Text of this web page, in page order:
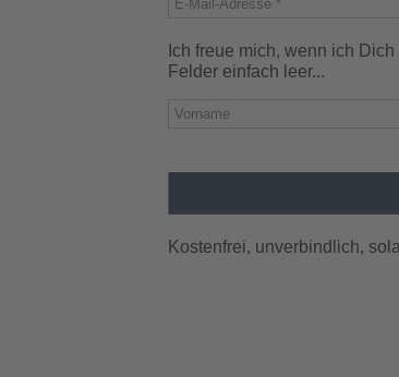
Ich freue mich, wenn ich
Felder einfach leer...
Kostenfrei, unverbindlich,